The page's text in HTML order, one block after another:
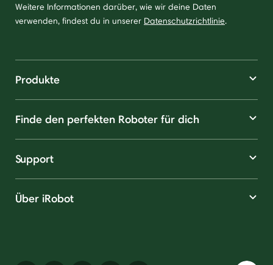
Weitere Informationen darüber, wie wir deine Daten
verwenden, findest du in unserer Datenschutzrichtlinie.
Produkte
Finde den perfekten Roboter für dich
Support
Über iRobot